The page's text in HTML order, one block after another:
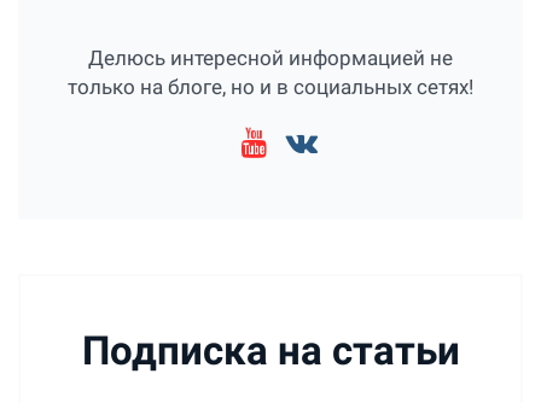
Делюсь интересной информацией не
только на блоге, но и в социальных сетях!
Подписка на статьи